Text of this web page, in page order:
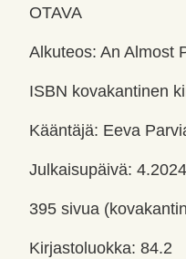
OTAVA
Alkuteos: An Almost
ISBN kovakantinen
Kääntäjä: Eeva
Julkaisupäivä: 4.2024
395 sivua
Kirjastoluokka: 84.2